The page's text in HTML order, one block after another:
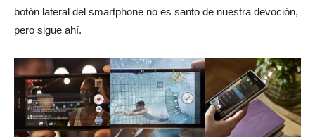
botón lateral del smartphone no es santo de nuestra devoción,
pero sigue ahí.